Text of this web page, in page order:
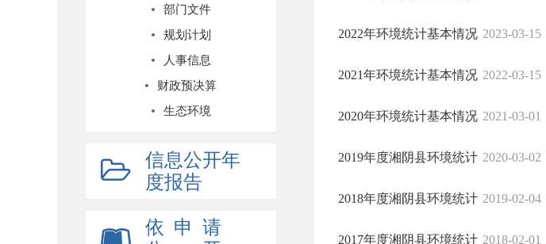
部门文件
规划计划
人事信息
财政预决算
生态环境
信息公开年
度报告
依 申 请
2022年环境统计基本情况 2023-03-15
2021年环境统计基本情况 2022-03-15
2020年环境统计基本情况 2021-03-01
2019年度湘阴县环境统计 2020-03-02
2018年度湘阴县环境统计 2019-02-04
2017年度湘阴县环境统计 2018-02-01